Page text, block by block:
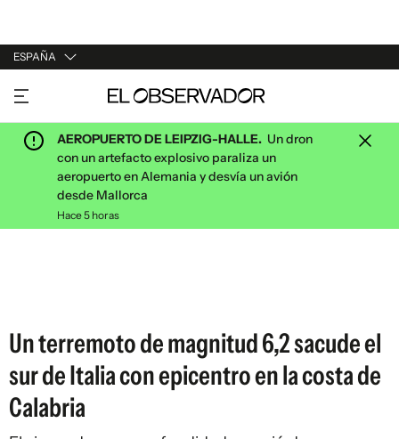
ESPAÑA
URUGUAY
ARGENTINA
ESPAÑA
ESTADOS UNIDOS
AEROPUERTO DE LEIPZIG-HALLE. Un dron
con un artefacto explosivo paraliza un
aeropuerto en Alemania y desvía un avión
desde Mallorca
Hace 5 horas
Un terremoto de magnitud 6,2 sacude el
sur de Italia con epicentro en la costa de
Calabria